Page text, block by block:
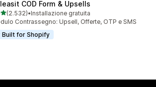
COD Form & Upsells
stelle su 5
(2.532)
recensioni totali
•Installazione gratuita
Contrassegno: Upsell, Offerte, OTP e SMS
Built for Shopify